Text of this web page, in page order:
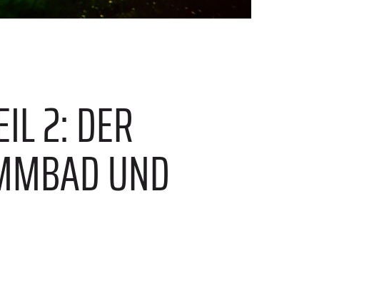
2: DER
UND